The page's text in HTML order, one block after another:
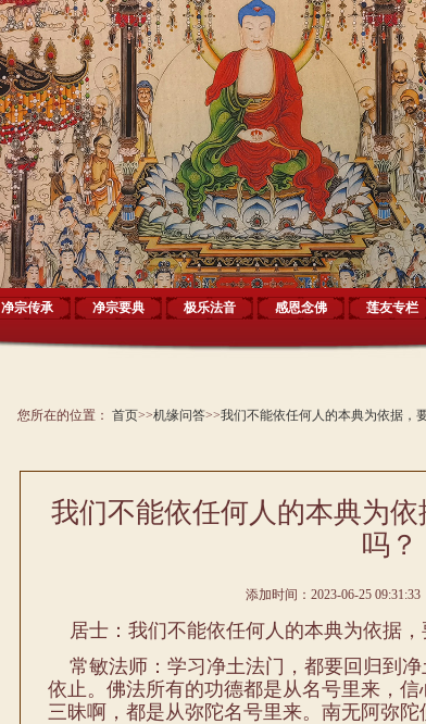
净宗传承 净宗要典 极乐法音 感恩念佛 莲友专栏
您所在的位置： 首页>>机缘问答>>我们不能依任何人的本典为依据，
我们不能依任何人的本典为
吗？
添加时间：2023-06-25
居士：我们不能依任何人的本典为依据，
常敏法师：学习净土法门，都要回归到
依止。佛法所有的功德都是从名号里来，
三昧啊，都是从弥陀名号里来。南无阿弥陀